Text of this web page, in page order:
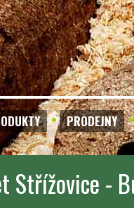
PRODEJNY
Střížovice -